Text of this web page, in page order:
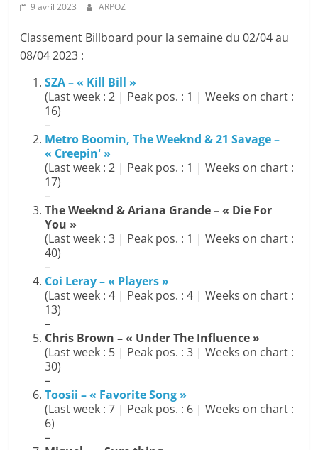
9 avril 2023 ARPOZ
Classement Billboard pour la semaine du 02/04 au
08/04 2023 :
SZA – « Kill Bill »
(Last week : 2 | Peak pos. : 1 | Weeks on chart :
16)
–
Metro Boomin, The Weeknd & 21 Savage –
« Creepin' »
(Last week : 2 | Peak pos. : 1 | Weeks on chart :
17)
–
The Weeknd & Ariana Grande – « Die For
You »
(Last week : 3 | Peak pos. : 1 | Weeks on chart :
40)
–
Coi Leray – « Players »
(Last week : 4 | Peak pos. : 4 | Weeks on chart :
13)
–
Chris Brown – « Under The Influence »
(Last week : 5 | Peak pos. : 3 | Weeks on chart :
30)
–
Toosii – « Favorite Song »
(Last week : 7 | Peak pos. : 6 | Weeks on chart :
6)
–